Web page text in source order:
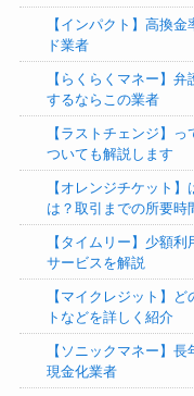
【インパクト】高換
ド業者
【らくらくマネー】
するならこの業者
【ラストチェンジ】
ついても解説します
【オレンジチケット
は？取引までの所要時
【タイムリー】少額
サービスを解説
【マイクレジット】
トなどを詳しく紹介
【ソニックマネー】
現金化業者